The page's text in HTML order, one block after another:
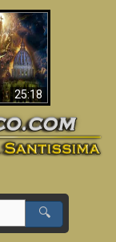
25:18
previsto
Papa?
🔍